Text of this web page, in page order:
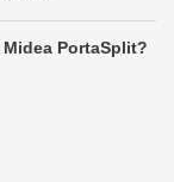
Midea PortaSplit?